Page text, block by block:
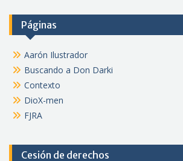
Páginas
Aarón Ilustrador
Buscando a Don Darki
Contexto
DioX-men
FJRA
Cesión de derechos